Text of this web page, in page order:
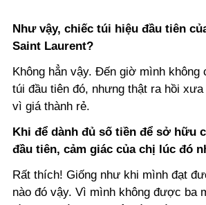
Như vậy, chiếc túi hiệu đầu tiên
Saint Laurent?
Không hẳn vậy. Đến giờ mình không
túi đầu tiên đó, nhưng thật ra hồi
vì giá thành rẻ.
Khi để dành đủ số tiền để sở hữu
đầu tiên, cảm giác của chị lúc đó
Rất thích! Giống như khi mình đạt
nào đó vậy. Vì mình không được ba